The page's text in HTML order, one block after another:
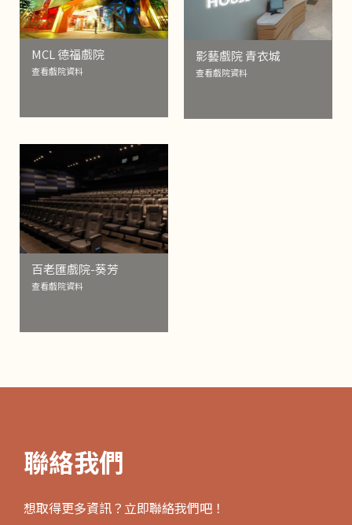
MCL 德福戲院
查看戲院資料
影藝戲院 青衣城
查看戲院資料
百老匯戲院-葵芳
查看戲院資料
聯絡我們
想取得更多資訊？立即聯絡我們吧！